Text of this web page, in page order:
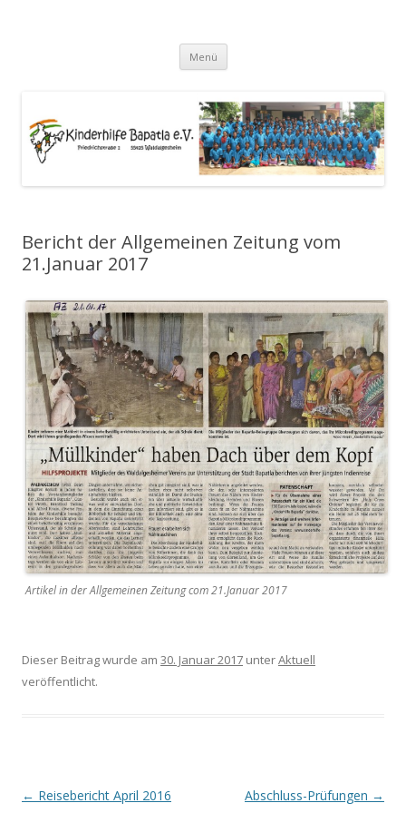
Menü Zum
springen
Bericht der Allgemeinen Zeitung vom
21.Januar 2017
Artikel in der Allgemeinen Zeitung com 21.Januar 2017
Dieser Beitrag wurde am 30. Januar 2017 unterAktuell
veröffentlicht.
Beitrags-
← Reisebericht April 2016 Abschluss-Prüfungen →